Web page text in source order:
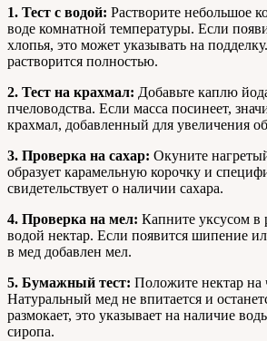
1. Тест с водой: Растворите небольшое
воде комнатной температуры. Если
хлопья, это может указывать на
растворится полностью.
2. Тест на крахмал: Добавьте каплю
пчеловодства. Если масса посинеет,
крахмал, добавленный для увеличения
3. Проверка на сахар: Окуните
образует карамельную корочку и
свидетельствует о наличии сахара.
4. Проверка на мел: Капните уксусом в
водой нектар. Если появится шипение
в мед добавлен мел.
5. Бумажный тест: Положите нектар на
Натуральный мед не впитается и
размокает, это указывает на наличие
сиропа.